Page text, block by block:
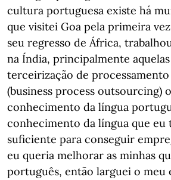
cultura portuguesa existe há
que visitei Goa pela primeira
seu regresso de África,
na Índia, principalmente
terceirização de
(business process outsourcing)
conhecimento da língua
conhecimento da língua que eu
suficiente para conseguir
eu queria melhorar as minhas
português, então larguei o meu